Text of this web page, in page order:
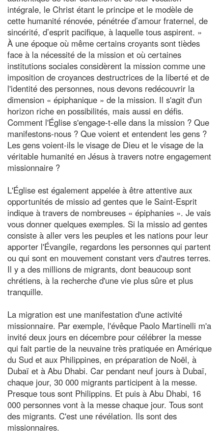
intégrale, le Christ étant le principe et le modèle de
cette humanité rénovée, pénétrée d’amour fraternel, de
sincérité, d’esprit pacifique, à laquelle tous aspirent. »
À une époque où même certains croyants sont tièdes
face à la nécessité de la mission et où certaines
institutions sociales considèrent la mission comme une
imposition de croyances destructrices de la liberté et de
l'identité des personnes, nous devons redécouvrir la
dimension « épiphanique » de la mission. Il s'agit d'un
horizon riche en possibilités, mais aussi en défis.
Comment l'Église s'engage-t-elle dans la mission ? Que
manifestons-nous ? Que voient et entendent les gens ?
Les gens voient-ils le visage de Dieu et le visage de la
véritable humanité en Jésus à travers notre engagement
missionnaire ?
L'Église est également appelée à être attentive aux
opportunités de missio ad gentes que le Saint-Esprit
indique à travers de nombreuses « épiphanies ». Je vais
vous donner quelques exemples. Si la missio ad gentes
consiste à aller vers les peuples et les nations pour leur
apporter l'Évangile, regardons les personnes qui partent
ou qui sont en mouvement constant vers d'autres terres.
Il y a des millions de migrants, dont beaucoup sont
chrétiens, à la recherche d'une vie plus sûre et plus
tranquille.
La migration est une manifestation d'une activité
missionnaire. Par exemple, l'évêque Paolo Martinelli m'a
invité deux jours en décembre pour célébrer la messe
qui fait partie de la neuvaine très pratiquée en Amérique
du Sud et aux Philippines, en préparation de Noël, à
Dubaï et à Abu Dhabi. Car pendant neuf jours à Dubaï,
chaque jour, 30 000 migrants participent à la messe.
Presque tous sont Philippins. Et puis à Abu Dhabi, 16
000 personnes vont à la messe chaque jour. Tous sont
des migrants. C'est une révélation. Ils sont des
missionnaires.